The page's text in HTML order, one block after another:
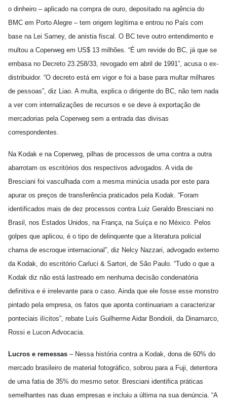
o dinheiro – aplicado na compra de ouro, depositado na agência do
BMC em Porto Alegre – tem origem legítima e entrou no País com
base na Lei Sarney, de anistia fiscal. O BC teve outro entendimento e
multou a Coperweg em US$ 13 milhões. “É um revide do BC, já que se
embasa no Decreto 23.258/33, revogado em abril de 1991”, acusa o ex-
distribuidor. “O decreto está em vigor e foi a base para multar milhares
de pessoas”, diz Liao. A multa, explica o dirigente do BC, não tem nada
a ver com internalizações de recursos e se deve à exportação de
mercadorias pela Coperweg sem a entrada das divisas
correspondentes.
Na Kodak e na Coperweg, pilhas de processos de uma contra a outra
abarrotam os escritórios dos respectivos advogados. A vida de
Bresciani foi vasculhada com a mesma minúcia usada por este para
apurar os preços de transferência praticados pela Kodak. “Foram
identificados mais de dez processos contra Luiz Geraldo Bresciani no
Brasil, nos Estados Unidos, na França, na Suíça e no México. Pelos
golpes que aplicou, é o tipo de delinquente que a literatura policial
chama de escroque internacional”, diz Nelcy Nazzari, advogado externo
da Kodak, do escritório Carluci & Sartori, de São Paulo. “Tudo o que a
Kodak diz não está lastreado em nenhuma decisão condenatória
definitiva e é irrelevante para o caso. Ainda que ele fosse esse monstro
pintado pela empresa, os fatos que aponta continuariam a caracterizar
ponteciais ilícitos”, rebate Luís Guilherme Aidar Bondioli, da Dinamarco,
Rossi e Lucon Advocacia.
Lucros e remessas – Nessa história contra a Kodak, dona de 60% do
mercado brasileiro de material fotográfico, sobrou para a Fuji, detentora
de uma fatia de 35% do mesmo setor. Bresciani identifica práticas
semelhantes nas duas empresas e incluiu a última na sua denúncia. “A